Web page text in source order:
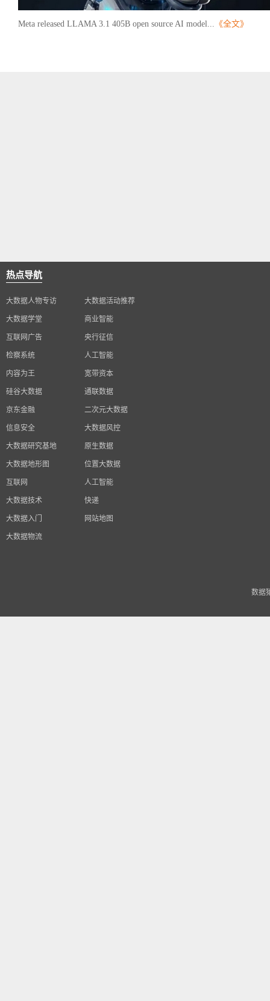
Meta released LLAMA 3.1 405B open source AI model... 《全文》
热点导航
大数据人物专访 大数据活动推荐
大数据学堂 商业智能
互联网广告 央行征信
检察系统 人工智能
内容为王 宽带资本
硅谷大数据 通联数据
京东金融 二次元大数据
信息安全 大数据风控
大数据研究基地 原生数据
大数据地形图 位置大数据
互联网 人工智能
大数据技术 快递
大数据入门 网站地图
大数据物流
数据